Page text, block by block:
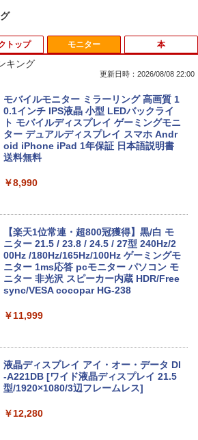
レビュー投稿 5年保証｜MS Office 2024
H&B 搭載｜中古 ノートパソコン Windo
ws11 Office付｜スペック Core i5 第7世
代 メモリ 8GB 大容量 HDD 500GB テン
キー DVDドライブ搭載 CD DVD 再生可
｜中古パソコン 中古ノートパソコン 中古
【★最大100%ポイント】【新生活応援・
2026】【Office2019H&B】【DVD×テン
キー】富士通 LIFEBOOK A577/第7世代
Core i5/メモリ:4GB/8GB/16GB/SSD:12
8GB/256GB/512GB/1TB/Wi-fi/15.6型/Of
ソコン/Windows11/Windows10
【★最大100%ポイント】【第4世代 Cor
8GB/16GB/SSD:256GB/512GB/1TB/15.
トップ モニター
キング
更新日時：2026/08/08 22:00
モバイルモニター ミラーリング 高画質 1
0.1インチ IPS液晶 小型 LEDバックライ
ト モバイルディスプレイ ゲーミングモニ
ター デュアルディスプレイ スマホ Andr
oid iPhone iPad 1年保証 日本語説明書
送料無料
￥8,990
【楽天1位常連・超800冠獲得】黒/白 モ
ニター 21.5 / 23.8 / 24.5 / 27型 240Hz/2
00Hz /180Hz/165Hz/100Hz ゲーミングモ
ニター 1ms応答 pcモニター パソコン モ
ニター 非光沢 スピーカー内蔵 HDR/Free
sync/VESA cocopar HG-238
￥11,999
液晶ディスプレイ アイ・オー・データ DI
-A221DB [ワイド液晶ディスプレイ 21.5
型/1920×1080/3辺フレームレス]
￥12,280
本